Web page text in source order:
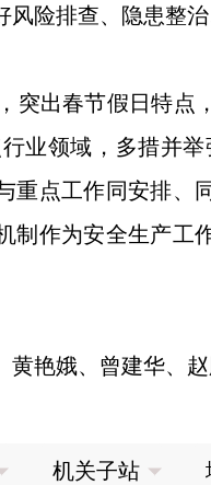
险排查、隐患整
突出春节假日特
业领域，多措并
重点工作同安排
制作为安全生产
艳娥、曾建华、